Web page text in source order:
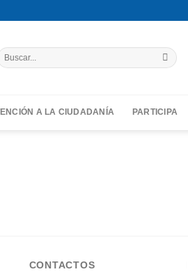
A LA CIUDADANÍA PARTICIPA
CONTACTOS